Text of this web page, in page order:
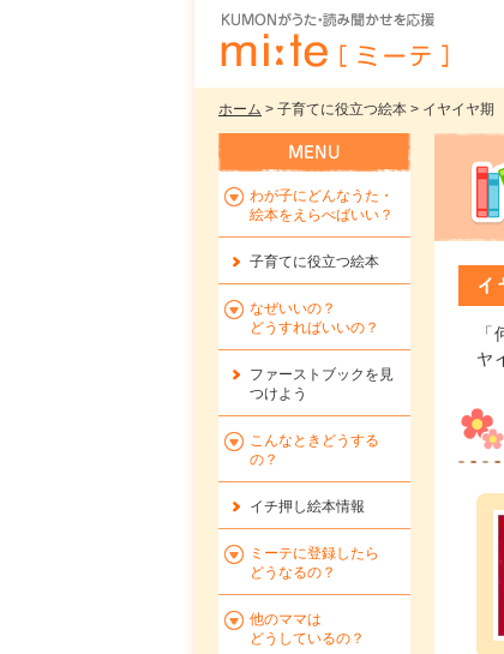
ホーム > 子育てに役立つ絵本 > イヤイヤ期
イ
ヤ
わが子にどんなうた・
絵本をえらべばいい？
子育てに役立つ絵本
なぜいいの？
どうすればいいの？
ファーストブックを 見
つけよう
こんなときどうする
の？
イチ押し絵本情報
ミーテに登録したら
どうなるの？
他のママは
どうしているの？